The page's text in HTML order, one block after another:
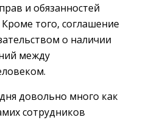
и обязанностей
Кроме того, соглашение
о наличии
между
довольно много как
сотрудников